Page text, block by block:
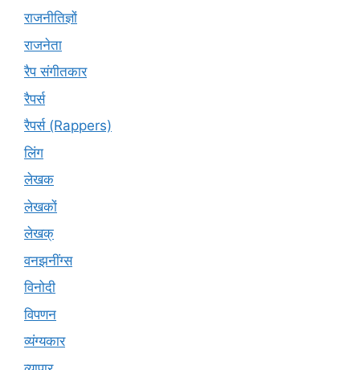
राजनीतिज्ञों
राजनेता
रैप संगीतकार
रैपर्स
रैपर्स (Rappers)
लिंग
लेखक
लेखकों
लेखक्
वनझनींग्स
विनोदी
विपणन
व्यंग्यकार